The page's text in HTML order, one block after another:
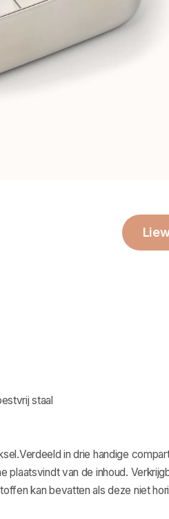
staal
in drie handige
plaatsvindt van de inhoud.
kan bevatten als deze niet